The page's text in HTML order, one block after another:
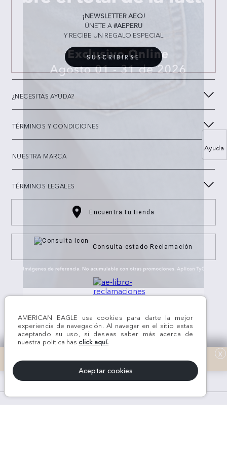
AMERICAN EAGLE usa cookies para darte la mejor
experiencia de navegación. Al navegar en el sitio estas
aceptando su uso, si deseas saber más acerca de
nuestra política has click aquí.
Aceptar cookies
x
Ayuda
¡NEWSLETTER AEO!
ÚNETE A#AEPERU
Y RECIBE UN REGALO ESPECIAL
SUSCRIBIRSE
¿NECESITAS AYUDA?
TÉRMINOS Y CONDICIONES
NUESTRA MARCA
TÉRMINOS LEGALES
Encuentra tu tienda
Consulta estado Reclamación
REDES SOCIALES!
#AEJEANS #AerieREALCOL